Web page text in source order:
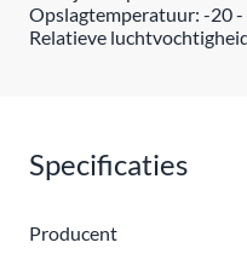
Opslagtemperatuur: -20 -
Relatieve
Specificaties
Producent